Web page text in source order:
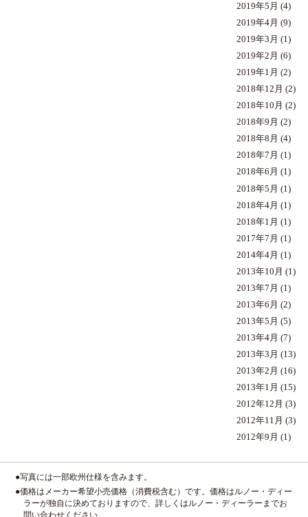
2019年5月 (4)
2019年4月 (9)
2019年3月 (1)
2019年2月 (6)
2019年1月 (2)
2018年12月 (2)
2018年10月 (2)
2018年9月 (2)
2018年8月 (4)
2018年7月 (1)
2018年6月 (1)
2018年5月 (1)
2018年4月 (1)
2018年1月 (1)
2017年7月 (1)
2014年4月 (1)
2013年10月 (1)
2013年7月 (1)
2013年6月 (2)
2013年5月 (5)
2013年4月 (7)
2013年3月 (13)
2013年2月 (16)
2013年1月 (15)
2012年12月 (3)
2012年11月 (3)
2012年9月 (1)
●写真には一部欧州仕様を含みます。
●価格はメーカー希望小売価格（消費税含む）です。価格はルノー・ディー
ラーが独自に決めておりますので、詳しくはルノー・ディーラーまでお
問い合わせください。